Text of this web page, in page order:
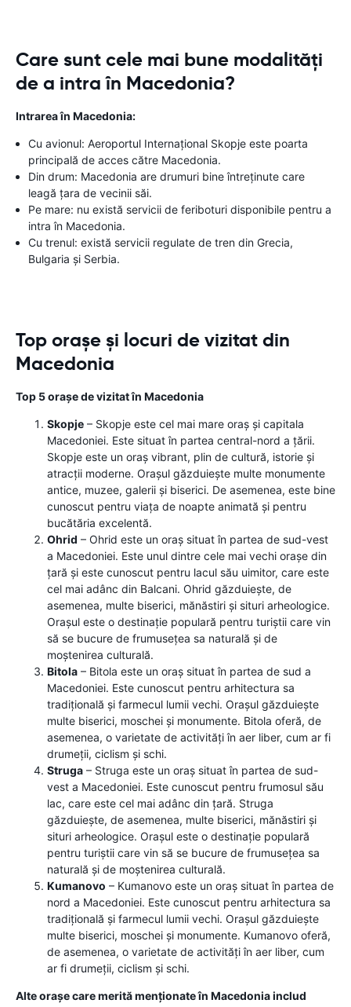
Care sunt cele mai bune modalități
de a intra în Macedonia?
Intrarea în Macedonia:
Cu avionul: Aeroportul Internațional Skopje este poarta
principală de acces către Macedonia.
Din drum: Macedonia are drumuri bine întreținute care
leagă țara de vecinii săi.
Pe mare: nu există servicii de feriboturi disponibile pentru a
intra în Macedonia.
Cu trenul: există servicii regulate de tren din Grecia,
Bulgaria și Serbia.
Top orașe și locuri de vizitat din
Macedonia
Top 5 orașe de vizitat în Macedonia
Skopje – Skopje este cel mai mare oraș și capitala
Macedoniei. Este situat în partea central-nord a țării.
Skopje este un oraș vibrant, plin de cultură, istorie și
atracții moderne. Orașul găzduiește multe monumente
antice, muzee, galerii și biserici. De asemenea, este bine
cunoscut pentru viața de noapte animată și pentru
bucătăria excelentă.
Ohrid – Ohrid este un oraș situat în partea de sud-vest
a Macedoniei. Este unul dintre cele mai vechi orașe din
țară și este cunoscut pentru lacul său uimitor, care este
cel mai adânc din Balcani. Ohrid găzduiește, de
asemenea, multe biserici, mănăstiri și situri arheologice.
Orașul este o destinație populară pentru turiștii care vin
să se bucure de frumusețea sa naturală și de
moștenirea culturală.
Bitola – Bitola este un oraș situat în partea de sud a
Macedoniei. Este cunoscut pentru arhitectura sa
tradițională și farmecul lumii vechi. Orașul găzduiește
multe biserici, moschei și monumente. Bitola oferă, de
asemenea, o varietate de activități în aer liber, cum ar fi
drumeții, ciclism și schi.
Struga – Struga este un oraș situat în partea de sud-
vest a Macedoniei. Este cunoscut pentru frumosul său
lac, care este cel mai adânc din țară. Struga
găzduiește, de asemenea, multe biserici, mănăstiri și
situri arheologice. Orașul este o destinație populară
pentru turiștii care vin să se bucure de frumusețea sa
naturală și de moștenirea culturală.
Kumanovo – Kumanovo este un oraș situat în partea de
nord a Macedoniei. Este cunoscut pentru arhitectura sa
tradițională și farmecul lumii vechi. Orașul găzduiește
multe biserici, moschei și monumente. Kumanovo oferă,
de asemenea, o varietate de activități în aer liber, cum
ar fi drumeții, ciclism și schi.
Alte orașe care merită menționate în Macedonia includ